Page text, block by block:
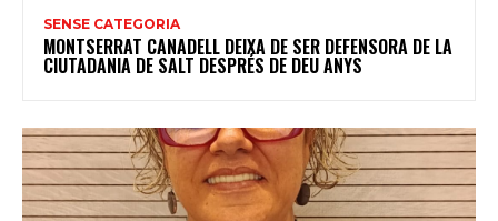
SENSE CATEGORIA
MONTSERRAT CANADELL DEIXA DE SER DEFENSORA DE LA
CIUTADANIA DE SALT DESPRÉS DE DEU ANYS